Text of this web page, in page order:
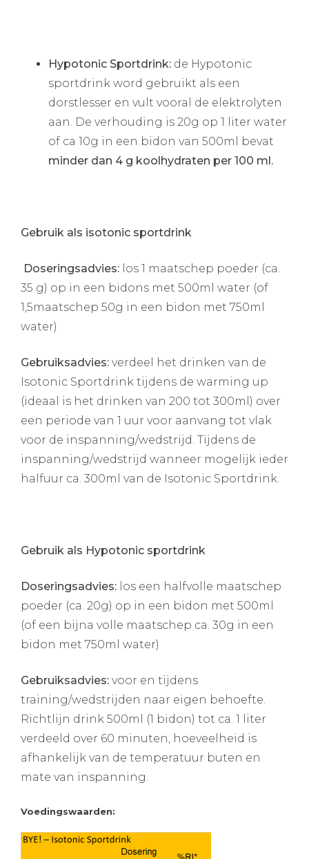
Hypotonic Sportdrink: de Hypotonic
sportdrink word gebruikt als een
dorstlesser en vult vooral de elektrolyten
aan. De verhouding is 20g op 1 liter water
of ca 10g in een bidon van 500ml bevat
minder dan 4 g koolhydraten per 100 ml.
Gebruik als isotonic sportdrink
Doseringsadvies: los 1 maatschep poeder (ca.
35 g) op in een bidons met 500ml water (of
1,5maatschep 50g in een bidon met 750ml
water)
Gebruiksadvies: verdeel het drinken van de
Isotonic Sportdrink tijdens de warming up
(ideaal is het drinken van 200 tot 300ml) over
een periode van 1 uur voor aanvang tot vlak
voor de inspanning/wedstrijd. Tijdens de
inspanning/wedstrijd wanneer mogelijk ieder
halfuur ca. 300ml van de Isotonic Sportdrink.
Gebruik als Hypotonic sportdrink
Doseringsadvies: los een halfvolle maatschep
poeder (ca. 20g) op in een bidon met 500ml
(of een bijna volle maatschep ca. 30g in een
bidon met 750ml water)
Gebruiksadvies: voor en tijdens
training/wedstrijden naar eigen behoefte.
Richtlijn drink 500ml (1 bidon) tot ca. 1 liter
verdeeld over 60 minuten, hoeveelheid is
afhankelijk van de temperatuur buten en
mate van inspanning.
Voedingswaarden: